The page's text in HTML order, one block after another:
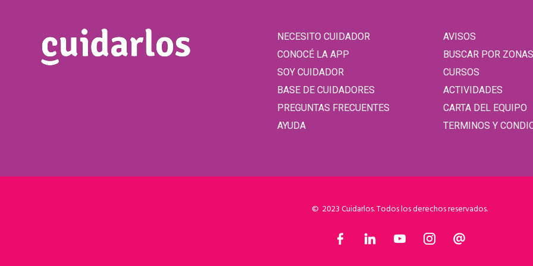
NECESITO CUIDADOR
CONOCÉ LA APP
SOY CUIDADOR
BASE DE CUIDADORES
PREGUNTAS FRECUENTES
AYUDA
AVISOS
BUSCAR POR ZONAS
CURSOS
ACTIVIDADES
CARTA DEL EQUIPO
TERMINOS Y
© 2023 Cuidarlos. Todos los derechos reservados.